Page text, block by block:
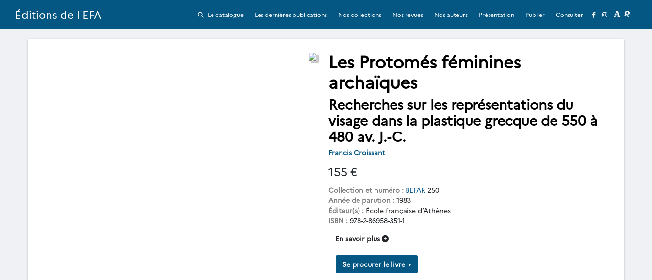
Éditions de l'EFA Le catalogue Les dernières publications Nos collections Nos revues Nos auteurs Présentation Publier Consulter
Les Protomés féminines
archaïques
Recherches sur les représentations du
visage dans la plastique grecque de 550 à
480 av. J.-C.
Francis Croissant
155 €
Collection et numéro : BEFAR 250
Année de parution : 1983
Éditeur(s) : École française d’Athènes
ISBN : 978-2-86958-351-1
En savoir plus
Se procurer le livre